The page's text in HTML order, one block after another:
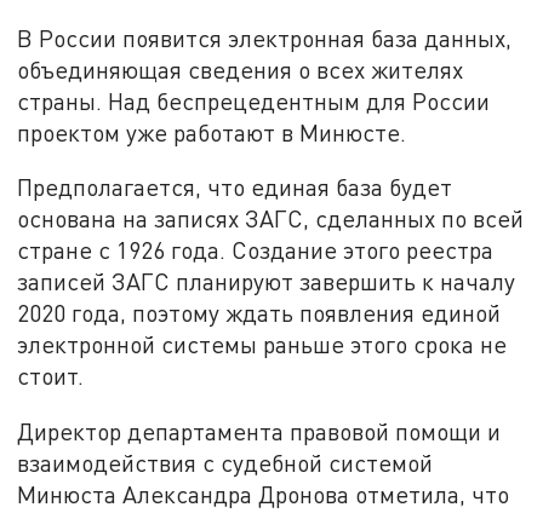
В России появится электронная база данных,
объединяющая сведения о всех жителях
страны. Над беспрецедентным для России
проектом уже работают в Минюсте.
Предполагается, что единая база будет
основана на записях ЗАГС, сделанных по всей
стране с 1926 года. Создание этого реестра
записей ЗАГС планируют завершить к началу
2020 года, поэтому ждать появления единой
электронной системы раньше этого срока не
стоит.
Директор департамента правовой помощи и
взаимодействия с судебной системой
Минюста Александра Дронова отметила, что